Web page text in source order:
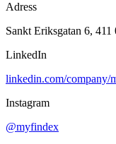
Adress
Sankt Eriksgatan 6,
LinkedIn
linkedin.com/company/
Instagram
@myfindex